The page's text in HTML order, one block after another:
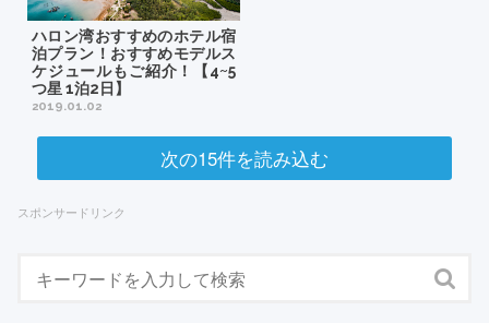
ハロン湾おすすめのホテル宿
泊プラン！おすすめモデルス
ケジュールもご紹介！【4~5
つ星 1泊2日】
2019.01.02
次の15件を読み込む
スポンサードリンク